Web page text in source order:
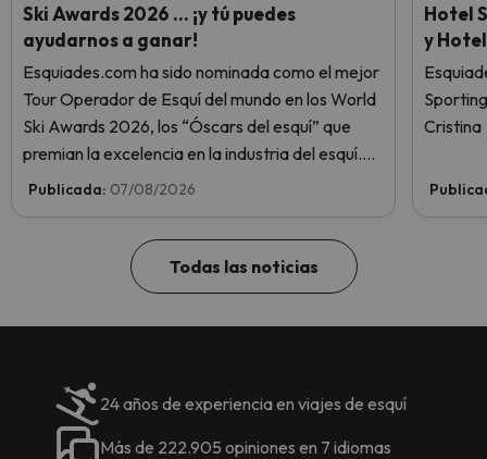
Ski Awards 2026 … ¡y tú puedes
ayudarnos a ganar!
Esquiades.com ha sido nominada como el mejor
Tour Operador de Esquí del mundo en los World
Ski Awards 2026, los “Óscars del esquí” que
premian la excelencia en la industria del esquí.
¡Vota ahora y ayúdanos a alcanzar la cima!
Publicada: 07/08/2026
Hotel
y
Cristina
Todas las noticias
24 años de experiencia en viajes de esquí
Más de 222.905 opiniones en 7 idiomas